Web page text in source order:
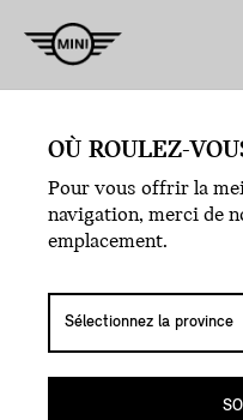
être
ne le
OÙ ROULEZ-
Pour vous offrir la
navigation, merci de
emplacement.